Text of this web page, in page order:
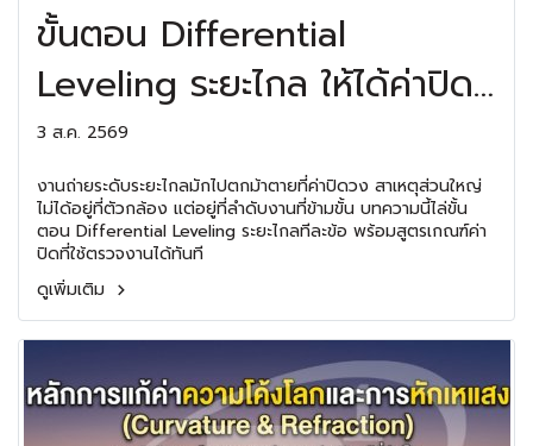
ขั้นตอน Differential
Leveling ระยะไกล ให้ได้ค่าปิด
ตามเกณฑ์
3 ส.ค. 2569
งานถ่ายระดับระยะไกลมักไปตกม้าตายที่ค่าปิดวง สาเหตุส่วนใหญ่
ไม่ได้อยู่ที่ตัวกล้อง แต่อยู่ที่ลำดับงานที่ข้ามขั้น บทความนี้ไล่ขั้น
ตอน Differential Leveling ระยะไกลทีละข้อ พร้อมสูตรเกณฑ์ค่า
ปิดที่ใช้ตรวจงานได้ทันที
ดูเพิ่มเติม